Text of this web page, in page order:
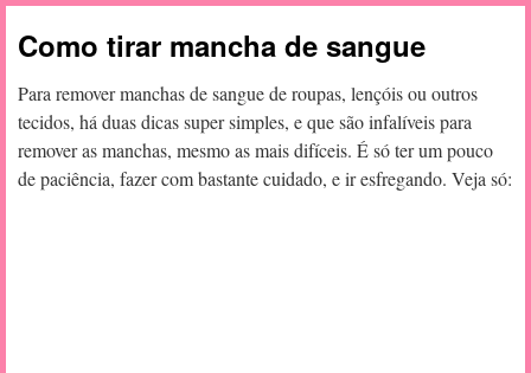
Como tirar mancha de sangue
Para remover manchas de sangue de roupas, lençóis ou outros
tecidos, há duas dicas super simples, e que são infalíveis para
remover as manchas, mesmo as mais difíceis. É só ter um pouco
de paciência, fazer com bastante cuidado, e ir esfregando. Veja só: